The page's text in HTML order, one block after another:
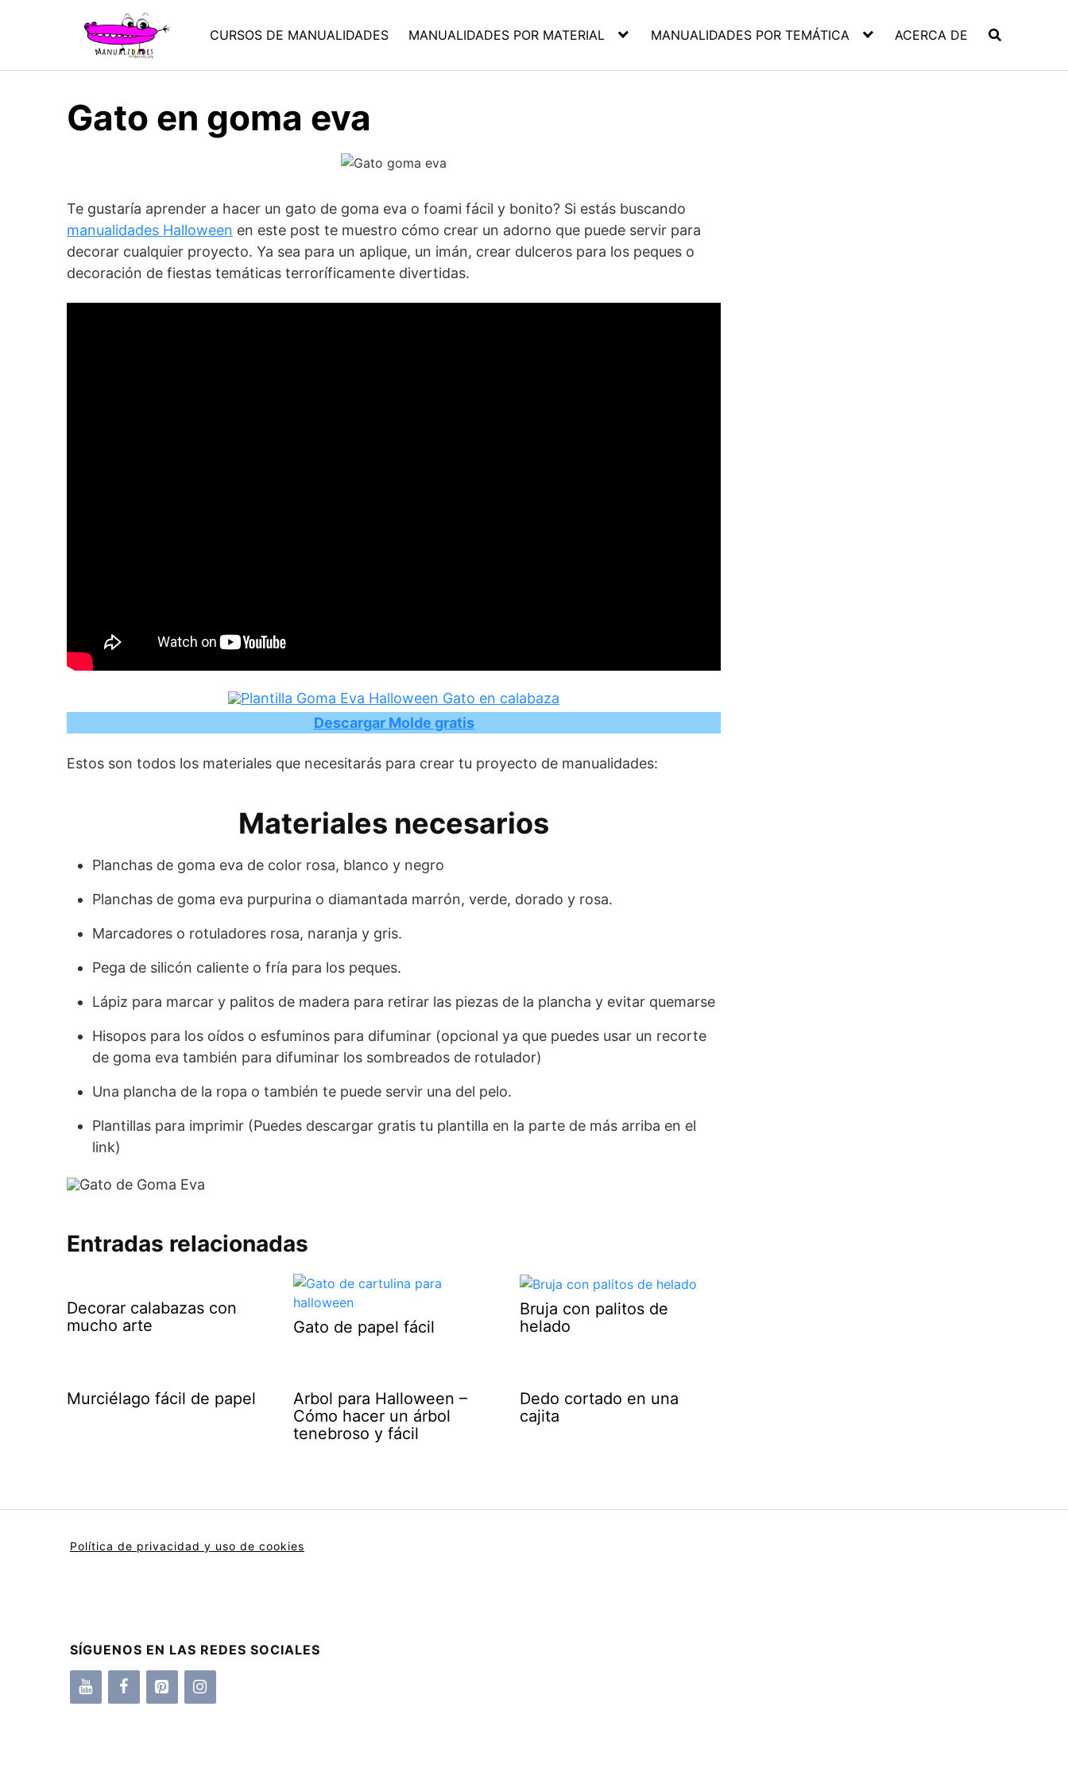
CURSOS DE MANUALIDADES MANUALIDADES POR MATERIAL MANUALIDADES POR TEMÁTICA ACERCA DE
Gato en goma eva
Te gustaría aprender a hacer un gato de goma eva o foami fácil y bonito? Si estás buscando
manualidades Halloween en este post te muestro cómo crear un adorno que puede servir para
decorar cualquier proyecto. Ya sea para un aplique, un imán, crear dulceros para los peques o
decoración de fiestas temáticas terroríficamente divertidas.
Descargar Molde gratis
Estos son todos los materiales que necesitarás para crear tu proyecto de manualidades:
Materiales necesarios
Planchas de goma eva de color rosa, blanco y negro
Planchas de goma eva purpurina o diamantada marrón, verde, dorado y rosa.
Marcadores o rotuladores rosa, naranja y gris.
Pega de silicón caliente o fría para los peques.
Lápiz para marcar y palitos de madera para retirar las piezas de la plancha y evitar quemarse
Hisopos para los oídos o esfuminos para difuminar (opcional ya que puedes usar un recorte
de goma eva también para difuminar los sombreados de rotulador)
Una plancha de la ropa o también te puede servir una del pelo.
Plantillas para imprimir (Puedes descargar gratis tu plantilla en la parte de más arriba en el
link)
Entradas relacionadas
Decorar calabazas con
mucho arte
Gato de papel fácil
Bruja con palitos de
helado
Murciélago fácil de papel
Arbol para Halloween –
Cómo hacer un árbol
tenebroso y fácil
Dedo cortado en una
cajita
Política de privacidad y uso de cookies
SÍGUENOS EN LAS REDES SOCIALES